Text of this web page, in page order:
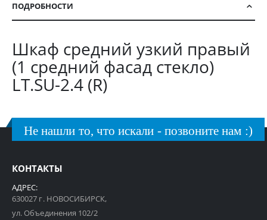
ПОДРОБНОСТИ
Шкаф средний узкий правый
(1 средний фасад стекло)
LT.SU-2.4 (R)
Не нашли то, что искали - позвоните нам :)
КОНТАКТЫ
АДРЕС:
630027 г. НОВОСИБИРСК,
ул. Объединения 102/2